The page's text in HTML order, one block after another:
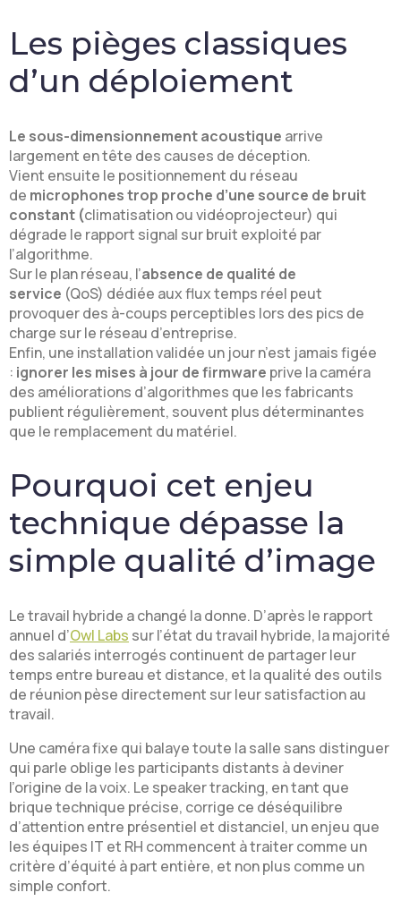
Les pièges classiques
d’un déploiement
Le sous-dimensionnement acoustique arrive
largement en tête des causes de déception.
Vient ensuite le positionnement du réseau
de microphones trop proche d’une source de bruit
constant (climatisation ou vidéoprojecteur) qui
dégrade le rapport signal sur bruit exploité par
l’algorithme.
Sur le plan réseau, l’absence de qualité de
service (QoS) dédiée aux flux temps réel peut
provoquer des à-coups perceptibles lors des pics de
charge sur le réseau d’entreprise.
Enfin, une installation validée un jour n’est jamais figée
: ignorer les mises à jour de firmware prive la caméra
des améliorations d’algorithmes que les fabricants
publient régulièrement, souvent plus déterminantes
que le remplacement du matériel.
Pourquoi cet enjeu
technique dépasse la
simple qualité d’image
Le travail hybride a changé la donne. D’après le rapport
annuel d’Owl Labs sur l’état du travail hybride, la majorité
des salariés interrogés continuent de partager leur
temps entre bureau et distance, et la qualité des outils
de réunion pèse directement sur leur satisfaction au
travail.
Une caméra fixe qui balaye toute la salle sans distinguer
qui parle oblige les participants distants à deviner
l’origine de la voix. Le speaker tracking, en tant que
brique technique précise, corrige ce déséquilibre
d’attention entre présentiel et distanciel, un enjeu que
les équipes IT et RH commencent à traiter comme un
critère d’équité à part entière, et non plus comme un
simple confort.